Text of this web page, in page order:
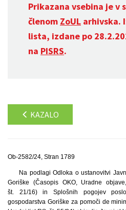
Prikazana vsebina je v
členom ZoUL arhivska.
lista, izdane po
na PISRS.
KAZALO
Ob-2582/24, Stran 1789
Na podlagi Odloka o ustanovitvi
Goriške (Časopis OKO, Uradne
št. 21/16) in Splošnih pogojev
gospodarstva Goriške za pomoči de